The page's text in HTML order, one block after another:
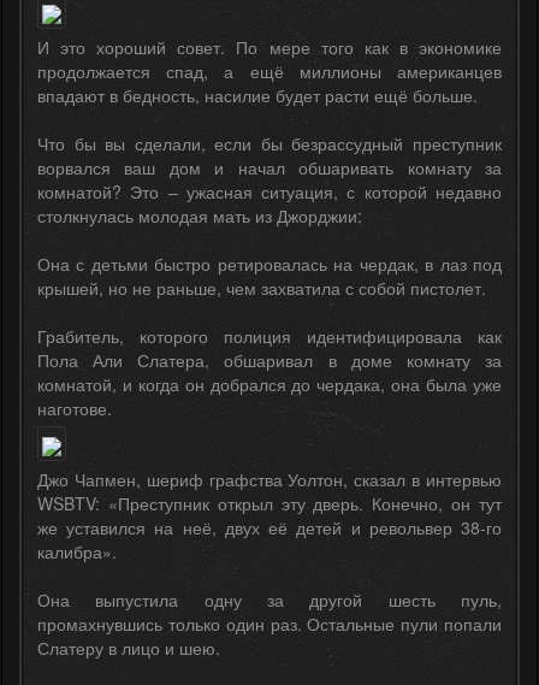
И это хороший совет. По мере того как в экономике
продолжается спад, а ещё миллионы американцев
впадают в бедность, насилие будет расти ещё больше.
Что бы вы сделали, если бы безрассудный преступник
ворвался ваш дом и начал обшаривать комнату за
комнатой? Это – ужасная ситуация, с которой недавно
столкнулась молодая мать из Джорджии:
Она с детьми быстро ретировалась на чердак, в лаз под
крышей, но не раньше, чем захватила с собой пистолет.
Грабитель, которого полиция идентифицировала как
Пола Али Слатера, обшаривал в доме комнату за
комнатой, и когда он добрался до чердака, она была уже
наготове.
Джо Чапмен, шериф графства Уолтон, сказал в интервью
WSBTV: «Преступник открыл эту дверь. Конечно, он тут
же уставился на неё, двух её детей и револьвер 38-го
калибра».
Она выпустила одну за другой шесть пуль,
промахнувшись только один раз. Остальные пули попали
Слатеру в лицо и шею.